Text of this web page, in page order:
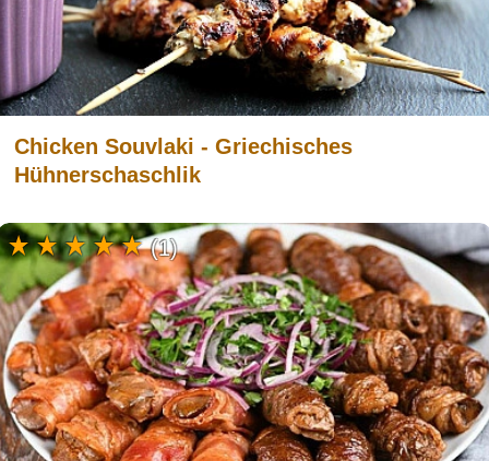
Chicken Souvlaki - Griechisches
Hühnerschaschlik
(1)